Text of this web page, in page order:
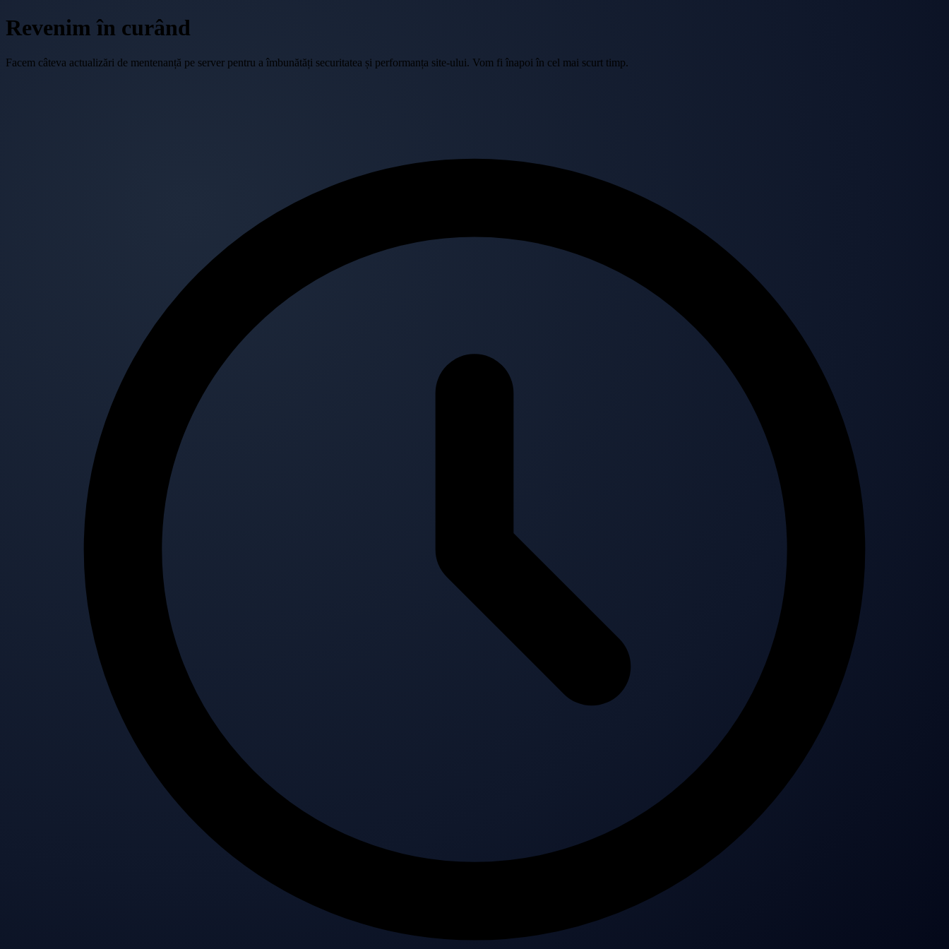
Revenim în curând
Facem câteva actualizări de mentenanță pe server pentru a îmbunătăți securitatea și performanța site-ului. Vom fi înapoi în cel mai scurt timp.